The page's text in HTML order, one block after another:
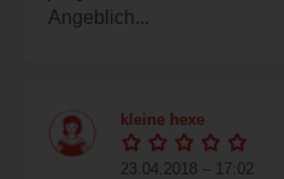
Angeblich...
kleine hexe
23.04.2018 – 17:02